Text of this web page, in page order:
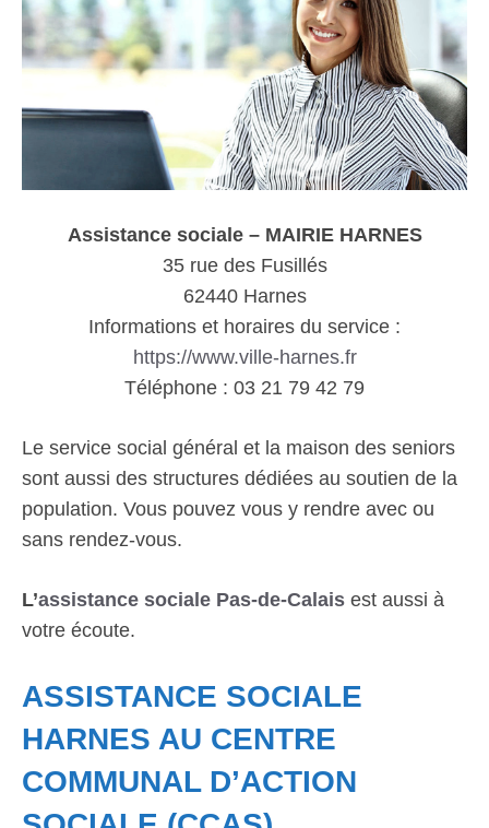
Assistance sociale – MAIRIE HARNES
35 rue des Fusillés
62440 Harnes
Informations et horaires du service :
https://www.ville-harnes.fr
Téléphone : 03 21 79 42 79
Le service social général et la maison des seniors
sont aussi des structures dédiées au soutien de la
population. Vous pouvez vous y rendre avec ou
sans rendez-vous.
L’assistance sociale Pas-de-Calais est aussi à
votre écoute.
ASSISTANCE SOCIALE
HARNES AU CENTRE
COMMUNAL D’ACTION